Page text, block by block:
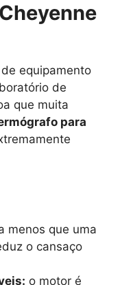
equipamento
de
que muita
para
menos que uma
o cansaço
o motor é